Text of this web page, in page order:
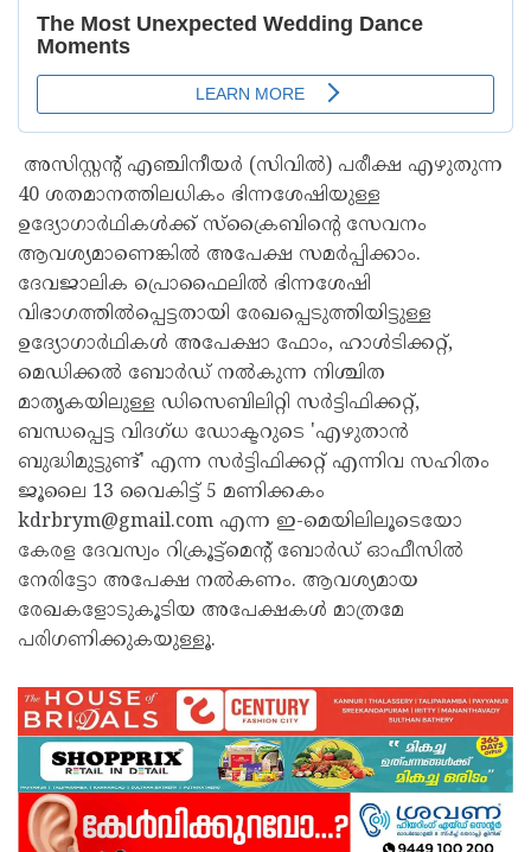
അസിസ്റ്റന്റ് എഞ്ചിനീയർ (സിവിൽ) പരീക്ഷ എഴുതുന്ന
40 ശതമാനത്തിലധികം ഭിന്നശേഷിയുള്ള
ഉദ്യോഗാർഥികൾക്ക് സ്‌ക്രൈബിന്റെ സേവനം
ആവശ്യമാണെങ്കിൽ അപേക്ഷ സമർപ്പിക്കാം.
ദേവജാലിക പ്രൊഫൈലിൽ ഭിന്നശേഷി
വിഭാഗത്തിൽപ്പെട്ടതായി രേഖപ്പെടുത്തിയിട്ടുള്ള
ഉദ്യോഗാർഥികൾ അപേക്ഷാ ഫോം, ഹാൾടിക്കറ്റ്,
മെഡിക്കൽ ബോർഡ് നൽകുന്ന നിശ്ചിത
മാതൃകയിലുള്ള ഡിസെബിലിറ്റി സർട്ടിഫിക്കറ്റ്,
ബന്ധപ്പെട്ട വിദഗ്ധ ഡോക്ടറുടെ 'എഴുതാൻ
ബുദ്ധിമുട്ടുണ്ട്' എന്ന സർട്ടിഫിക്കറ്റ് എന്നിവ സഹിതം
ജൂലൈ 13 വൈകിട്ട് 5 മണിക്കകം
kdrbrym@gmail.com എന്ന ഇ-മെയിലിലൂടെയോ
കേരള ദേവസ്വം റിക്രൂട്ട്മെന്റ് ബോർഡ് ഓഫീസിൽ
നേരിട്ടോ അപേക്ഷ നൽകണം. ആവശ്യമായ
രേഖകളോടുകൂടിയ അപേക്ഷകൾ മാത്രമേ
പരിഗണിക്കുകയുള്ളൂ.